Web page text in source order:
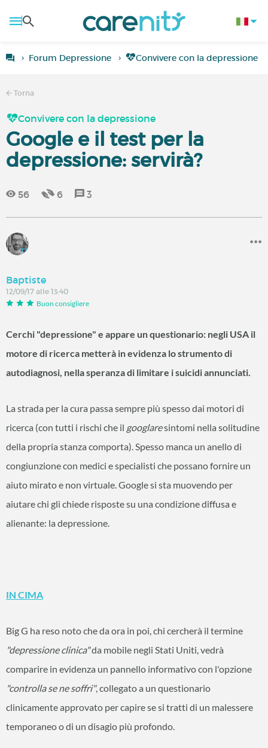
Forum Depressione Convivere con la depressione
Torna
Convivere con la depressione
Google e il test per la
depressione: servirà?
56 6 3
Baptiste
12/09/17 alle 13:40
Buon consigliere
Cerchi "depressione" e appare un questionario: negli USA il
motore di ricerca metterà in evidenza lo strumento di
autodiagnosi, nella speranza di limitare i suicidi annunciati.
La strada per la cura passa sempre più spesso dai motori di
ricerca (con tutti i rischi che il googlaresintomi nella solitudine
della propria stanza comporta). Spesso manca un anello di
congiunzione con medici e specialisti che possano fornire un
aiuto mirato e non virtuale. Google si sta muovendo per
aiutare chi gli chiede risposte su una condizione diffusa e
alienante: la depressione.
IN CIMA
Big G ha reso noto che da ora in poi, chi cercherà il termine
"depressione clinica"da mobile negli Stati Uniti, vedrà
comparire in evidenza un pannello informativo con l'opzione
"controlla se ne soffri", collegato a un questionario
clinicamente approvato per capire se si tratti di un malessere
temporaneo o di un disagio più profondo.